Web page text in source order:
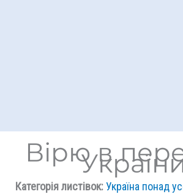
Вірю в
Категорія листівок:Україна понад